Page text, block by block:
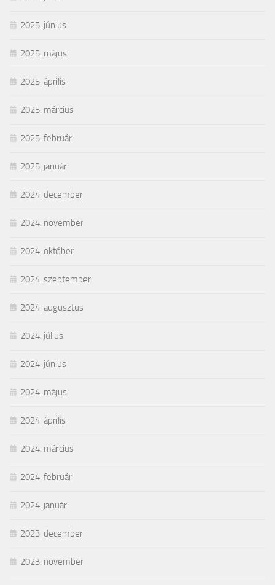
2025. június
2025. május
2025. április
2025. március
2025. február
2025. január
2024. december
2024. november
2024. október
2024. szeptember
2024. augusztus
2024. július
2024. június
2024. május
2024. április
2024. március
2024. február
2024. január
2023. december
2023. november